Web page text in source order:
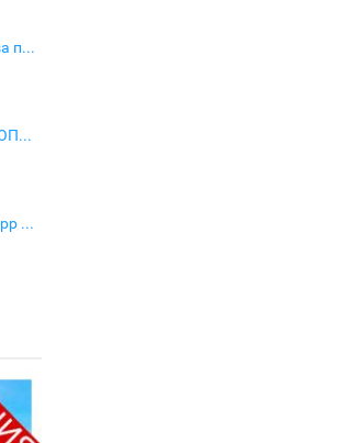
Спасательный жилет Gaoksa премиум SpG-30
Плита наст. газовая "СЛЕДОПЫТ - Classic"
Силиконовая приманка Frapp Razzle 6,5" цвет #33